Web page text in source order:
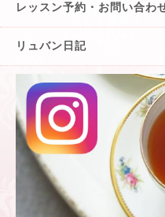
レッスン予約・お問い合わ
リュバン日記